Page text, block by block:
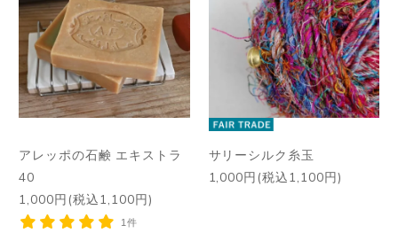
アレッポの石鹸 エキストラ
40
1,000円(税込1,100円)
1件
サリーシルク糸玉
1,000円(税込1,100円)